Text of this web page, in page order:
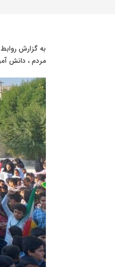
مردم ، دانش